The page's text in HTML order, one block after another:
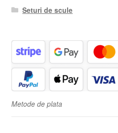
Seturi de scule
Metode de plata